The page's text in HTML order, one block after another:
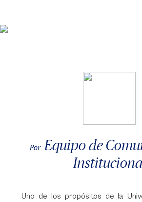
Por Equipo de
Uno de los propósitos de la